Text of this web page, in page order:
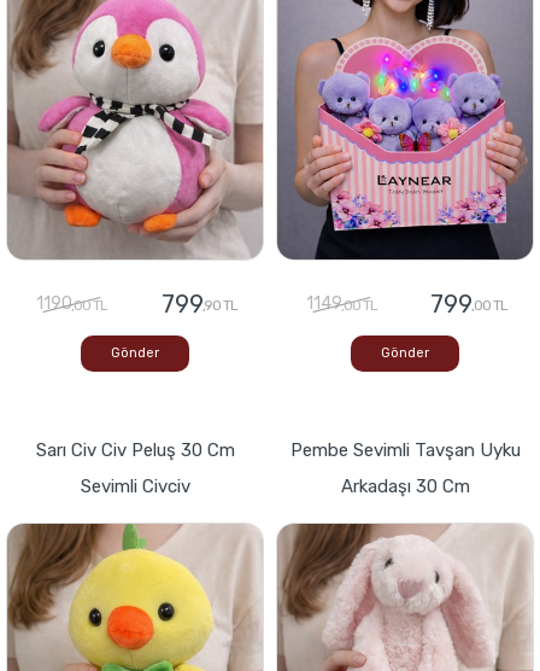
1190,00 TL 799,90 TL
Gönder
1149,00 TL 799,00 TL
Gönder
Sarı Civ Civ Peluş 30 Cm
Sevimli Civciv
Pembe Sevimli Tavşan Uyku
Arkadaşı 30 Cm